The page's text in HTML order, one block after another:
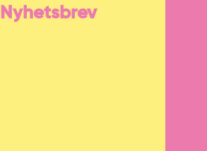
Nyhetsbrev